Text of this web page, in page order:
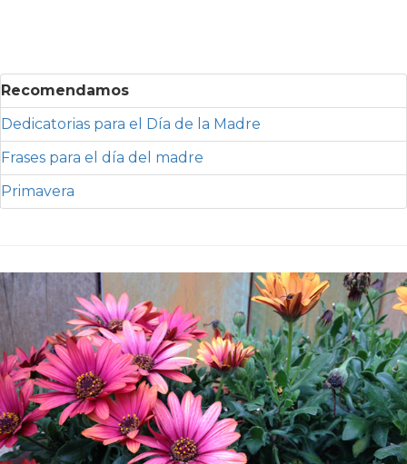
Recomendamos
Dedicatorias para el Día de la Madre
Frases para el día del madre
Primavera